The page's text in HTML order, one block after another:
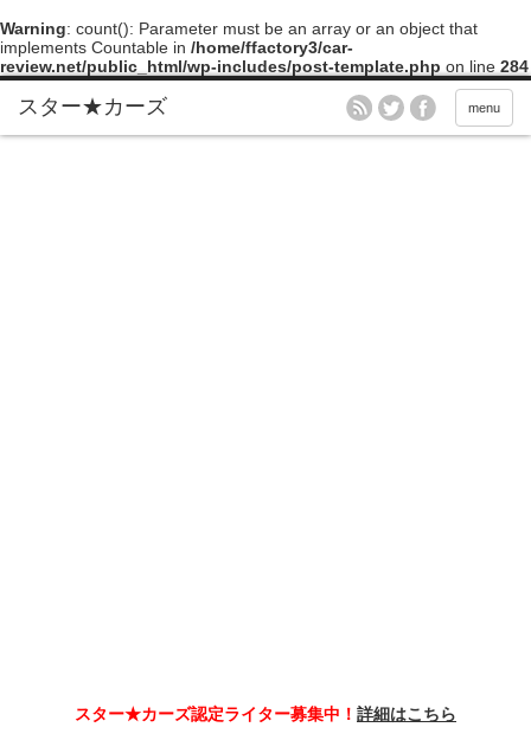
Warning: count(): Parameter must be an array or an object that
implements Countable in /home/ffactory3/car-
review.net/public_html/wp-includes/post-template.php on line 284
menu
スター★カーズ認定ライター募集中！ 詳細はこちら